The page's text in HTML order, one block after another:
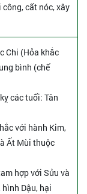
cất nóc, xây
Chi (Hỏa khắc
bình (chế
các tuổi: Tân
với hành Kim,
Ất Mùi thuộc
hợp với Sửu và
Dậu, hại